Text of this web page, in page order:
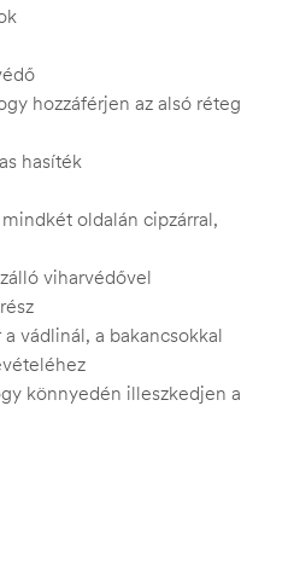
hozzáférjen az alsó réteg
hasíték
oldalán cipzárral,
viharvédővel
vádlinál, a bakancsokkal
könnyedén illeszkedjen a